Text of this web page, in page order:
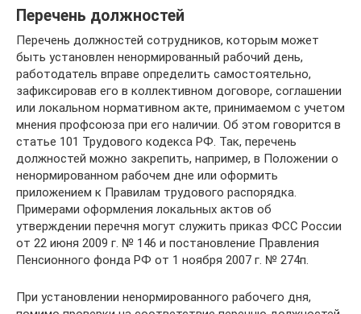
Перечень должностей
Перечень должностей сотрудников, которым может
быть установлен ненормированный рабочий день,
работодатель вправе определить самостоятельно,
зафиксировав его в коллективном договоре, соглашении
или локальном нормативном акте, принимаемом с учетом
мнения профсоюза при его наличии. Об этом говорится в
статье 101 Трудового кодекса РФ. Так, перечень
должностей можно закрепить, например, в Положении о
ненормированном рабочем дне или оформить
приложением к Правилам трудового распорядка.
Примерами оформления локальных актов об
утверждении перечня могут служить приказ ФСС России
от 22 июня 2009 г. № 146 и постановление Правления
Пенсионного фонда РФ от 1 ноября 2007 г. № 274п.
При установлении ненормированного рабочего дня,